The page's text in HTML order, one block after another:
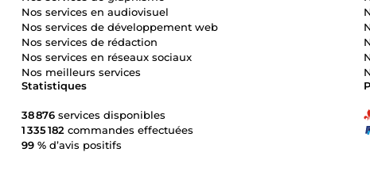
Statistiques
38 876 services disponibles
1 335 182 commandes effectuées
99 % d’avis positifs
Nos services en audiovisuel
Nos services de développement web
Nos services de rédaction
Nos services en réseaux sociaux
Nos meilleurs services